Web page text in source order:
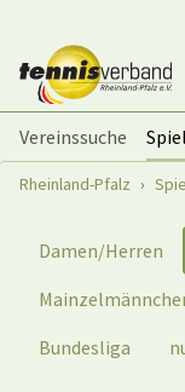
Vereinssuche
Sie sind hier:
Rheinland-Pfalz
Damen/Herren
Bundesliga